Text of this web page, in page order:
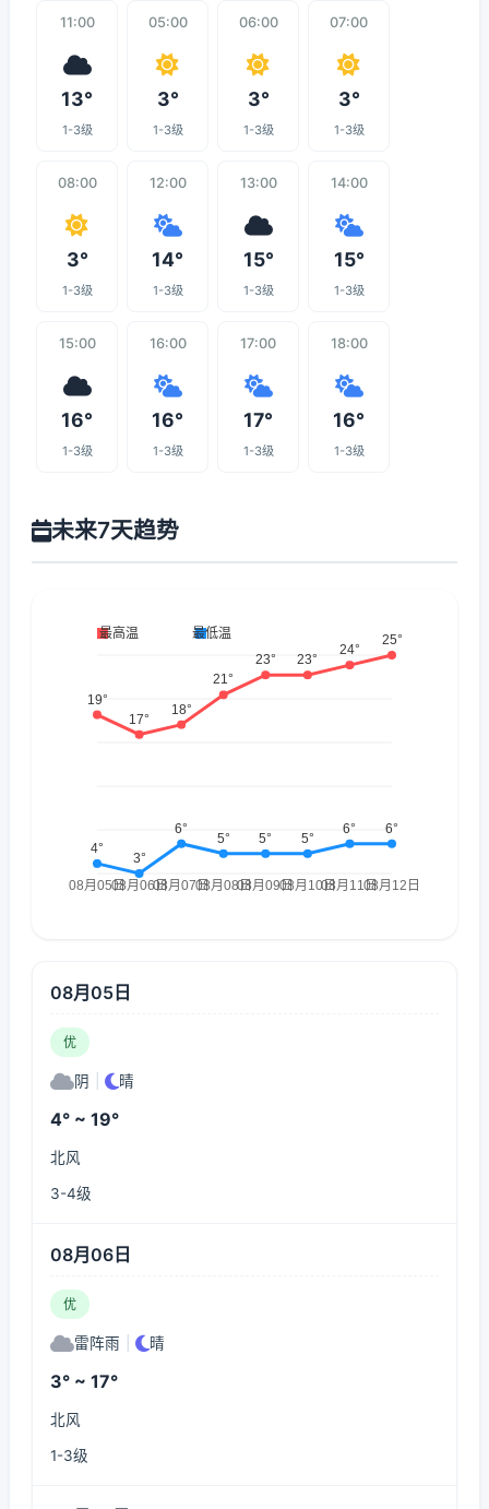
11:00
13°
1-3级
05:00
3°
1-3级
06:00
3°
1-3级
07:00
3°
1-3级
08:00
3°
1-3级
12:00
14°
1-3级
13:00
15°
1-3级
14:00
15°
1-3级
15:00
16°
1-3级
16:00
16°
1-3级
17:00
17°
1-3级
18:00
16°
1-3级
未来7天趋势
08月05日
优
阴 晴
4° ~ 19°
北风
3-4级
08月06日
优
雷阵雨 晴
3° ~ 17°
北风
1-3级